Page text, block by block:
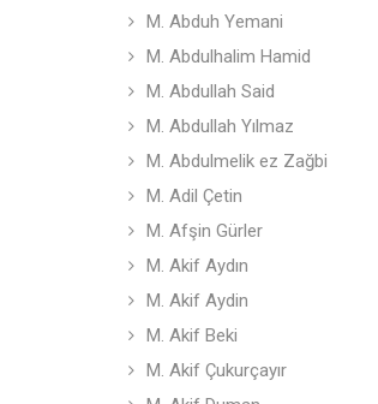
M. Abduh Yemani
M. Abdulhalim Hamid
M. Abdullah Said
M. Abdullah Yılmaz
M. Abdulmelik ez Zağbi
M. Adil Çetin
M. Afşin Gürler
M. Akif Aydın
M. Akif Aydin
M. Akif Beki
M. Akif Çukurçayır